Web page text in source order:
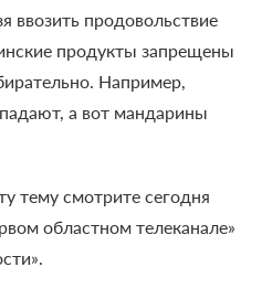
ввозить продовольствие
продукты запрещены
Например,
а вот мандарины
тему смотрите сегодня
областном телеканале»